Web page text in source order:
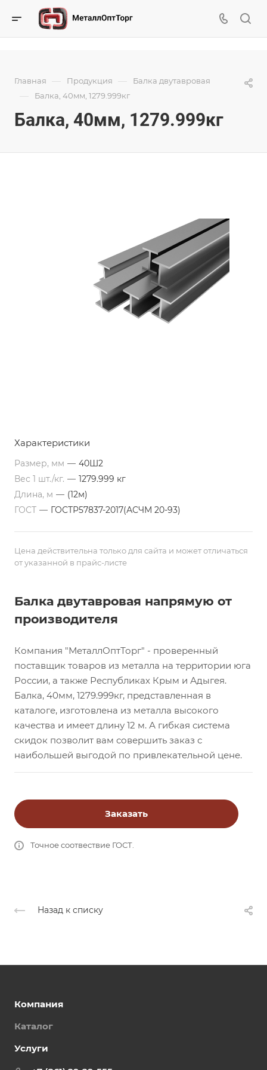
Главная — Продукция — Балка двутавровая
— Балка, 40мм, 1279.999кг
Балка, 40мм, 1279.999кг
Характеристики
Размер, мм — 40Ш2
Вес 1 шт./кг. — 1279.999 кг
Длина, м — (12м)
ГОСТ — ГОСТР57837-2017(АСЧМ 20-93)
Цена действительна только для сайта и может отличаться
от указанной в прайс-листе
Балка двутавровая напрямую от
производителя
Компания "МеталлОптТорг" - проверенный
поставщик товаров из металла на территории юга
России, а также Республиках Крым и Адыгея.
Балка, 40мм, 1279.999кг, представленная в
каталоге, изготовлена из металла высокого
качества и имеет длину 12 м. А гибкая система
скидок позволит вам совершить заказ с
наибольшей выгодой по привлекательной цене.
Заказать
Точное соотвествие ГОСТ.
Назад к списку
Компания
Каталог
Услуги